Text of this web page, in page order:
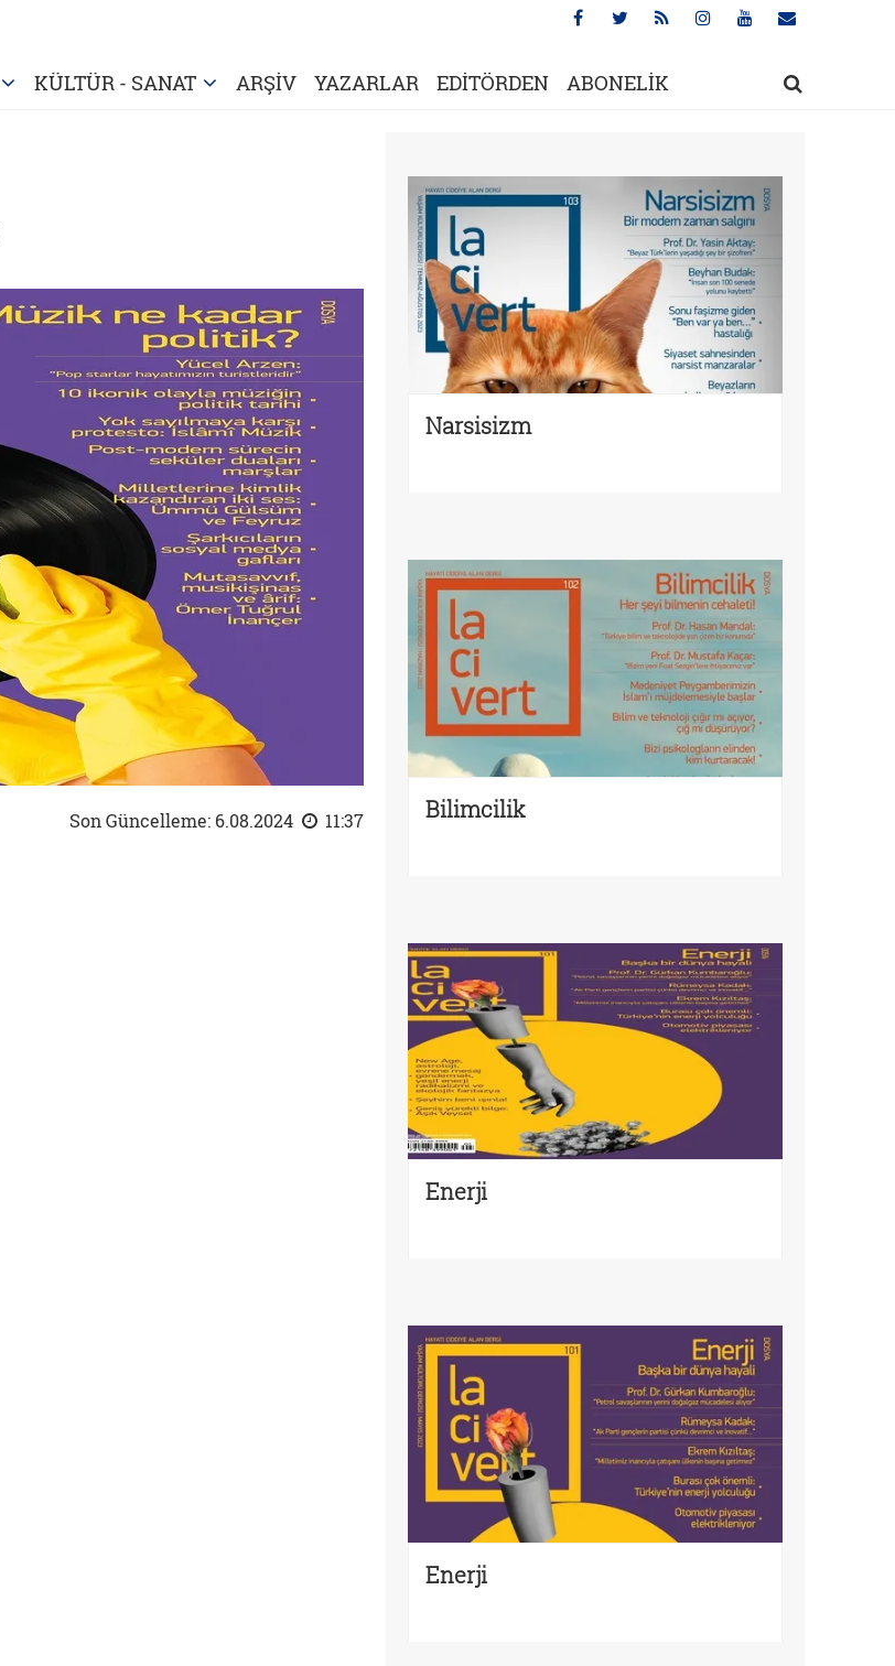
KÜLTÜR - SANAT ARŞİV YAZARLAR EDİTÖRDEN ABONELİK
Son Güncelleme: 6.08.2024
11:37
Narsisizm
Bilimcilik
Enerji
Enerji